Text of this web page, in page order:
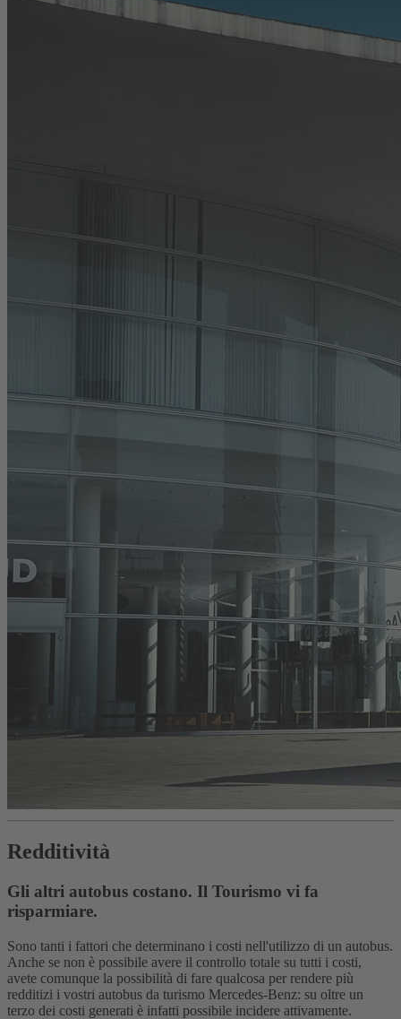
Redditività
Gli altri autobus costano. Il Tourismo vi fa
risparmiare.
Sono tanti i fattori che determinano i costi nell'utilizzo di un autobus.
Anche se non è possibile avere il controllo totale su tutti i costi,
avete comunque la possibilità di fare qualcosa per rendere più
redditizi i vostri autobus da turismo Mercedes-Benz: su oltre un
terzo dei costi generati è infatti possibile incidere attivamente.